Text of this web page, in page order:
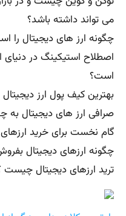
می تواند داشته باشد؟
چگونه ارز های دیجیتال را
اصطلاح استیکینگ در
است؟
بهترین کیف پول ارز
صرافی ارز های دیجیتال
گام نخست برای خرید
چگونه ارزهای دیجیتال
ترید ارزهای دیجیتال چیست